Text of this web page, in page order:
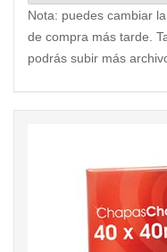
Nota: puedes cambiar
de compra más tarde.
podrás subir más